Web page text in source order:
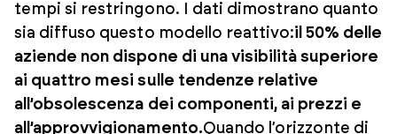
tempi si restringono. I dati dimostrano quanto
sia diffuso questo modello reattivo:il 50% delle
aziende non dispone di una visibilità superiore
ai quattro mesi sulle tendenze relative
all’obsolescenza dei componenti, ai prezzi e
all’approvvigionamento.Quando l’orizzonte di